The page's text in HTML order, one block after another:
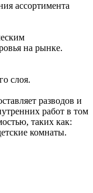
ассортимента
на рынке.
слоя.
разводов и
работ в том
таких как:
комнаты.